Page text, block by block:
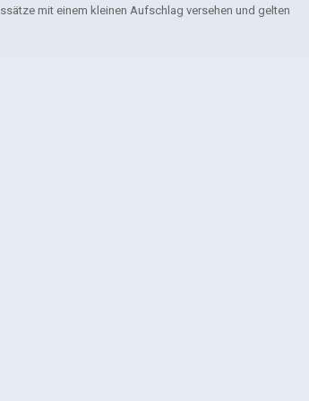
mit einem kleinen Aufschlag versehen und gelten